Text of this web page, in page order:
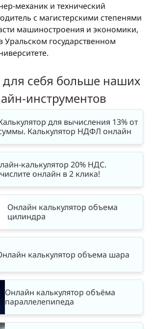
механик и технический
с магистерскими степенями
машиностроения и экономики,
государственном
для себя больше наших
инструментов
для вычисления 13% от
Калькулятор НДФЛ онлайн
калькулятор 20% НДС.
онлайн в 2 клика!
Онлайн калькулятор объема
цилиндра
калькулятор объема шара
Онлайн калькулятор объёма
параллелепипеда